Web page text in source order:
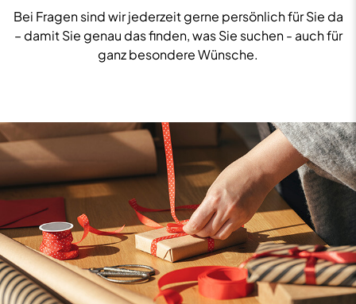
Bei Fragen sind wir jederzeit gerne persönlich für Sie da
– damit Sie genau das finden, was Sie suchen - auch für
ganz besondere Wünsche.